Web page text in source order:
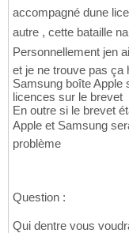
accompagné dune
autre , cette bataille
Personnellement jen
et je ne trouve pas ça
Samsung boîte Apple
licences sur le brevet
En outre si le brevet
Apple et Samsung
problème
Question :
Qui dentre vous